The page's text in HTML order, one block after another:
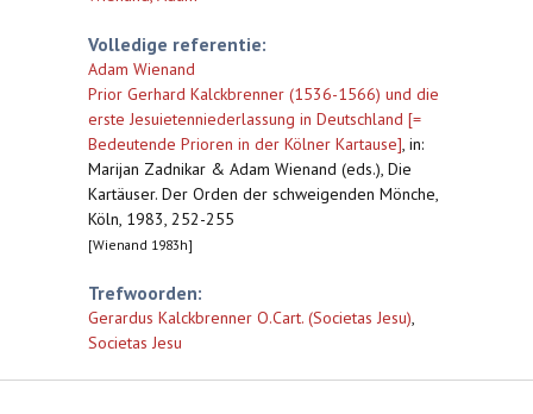
Volledige referentie:
Adam Wienand
Prior Gerhard Kalckbrenner (1536-1566) und die
erste Jesuietenniederlassung in Deutschland [=
Bedeutende Prioren in der Kölner Kartause], in:
Marijan Zadnikar & Adam Wienand (eds.), Die
Kartäuser. Der Orden der schweigenden Mönche,
Köln, 1983, 252-255
[Wienand 1983h]
Trefwoorden:
Gerardus Kalckbrenner O.Cart. (Societas Jesu),
Societas Jesu